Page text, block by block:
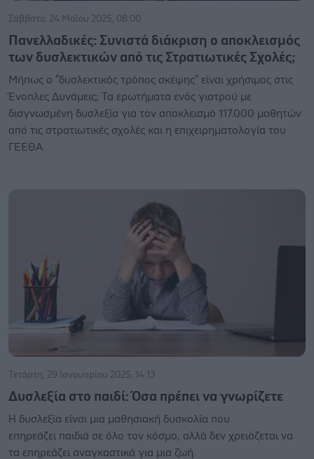
Σάββατο, 24 Μαΐου 2025, 08:00
Πανελλαδικές: Συνιστά διάκριση ο αποκλεισμός
των δυσλεκτικών από τις Στρατιωτικές Σχολές;
Μήπως ο "δυσλεκτικός τρόπος σκέψης" είναι χρήσιμος στις
Ένοπλες Δυνάμεις; Τα ερωτήματα ενός γιατρού με
διαγνωσμένη δυσλεξία για τον αποκλεισμό 117.000 μαθητών
από τις στρατιωτικές σχολές και η επιχειρηματολογία του
ΓΕΕΘΑ.
Τετάρτη, 29 Ιανουαρίου 2025, 14:13
Δυσλεξία στο παιδί: Όσα πρέπει να γνωρίζετε
Η δυσλεξία είναι μια μαθησιακή δυσκολία που
επηρεάζει παιδιά σε όλο τον κόσμο, αλλά δεν χρειάζεται να
τα επηρεάζει αναγκαστικά για μια ζωή.